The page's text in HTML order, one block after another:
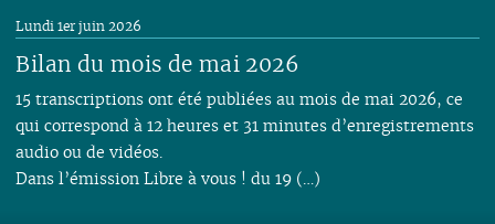
Bilan du mois de mai 2026
Lundi 1er juin 2026
15 transcriptions ont été publiées au mois de mai 2026, ce
qui correspond à 12 heures et 31 minutes d’enregistrements
audio ou de vidéos.
Dans l’émission Libre à vous ! du 19 (…)